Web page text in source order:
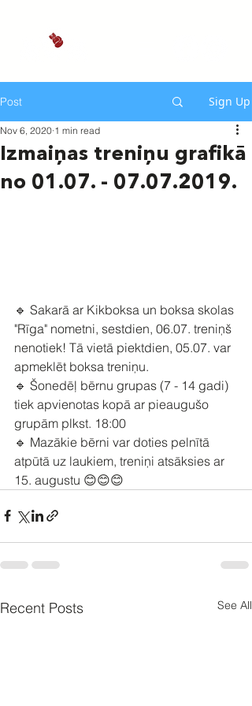
Post Sign Up
Izmaiņas treniņu grafikā
no 01.07. - 07.07.2019.
Nov 6, 2020 1 min read
🔹 Sakarā ar Kikboksa un boksa skolas
"Rīga" nometni, sestdien, 06.07. treniņš
nenotiek! Tā vietā piektdien, 05.07. var
apmeklēt boksa treniņu.
🔹 Šonedēļ bērnu grupas (7 - 14 gadi)
tiek apvienotas kopā ar pieaugušo
grupām plkst. 18:00
🔹 Mazākie bērni var doties pelnītā
atpūtā uz laukiem, treniņi atsāksies ar
15. augustu 😊😊😊
Recent Posts See All